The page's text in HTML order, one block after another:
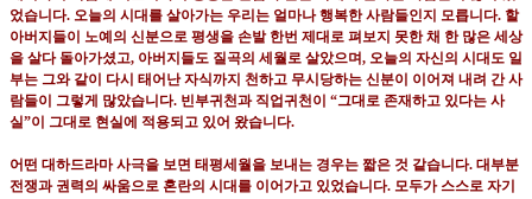
었습니다. 오늘의 시대를 살아가는 우리는 얼마나 행복한 사람들인지 모릅니다. 할
아버지들이 노예의 신분으로 평생을 손발 한번 제대로 펴보지 못한 채 한 많은 세상
을 살다 돌아가셨고, 아버지들도 질곡의 세월로 살았으며, 오늘의 자신의 시대도 일
부는 그와 같이 다시 태어난 자식까지 천하고 무시당하는 신분이 이어져 내려 간 사
람들이 그렇게 많았습니다. 빈부귀천과 직업귀천이 “그대로 존재하고 있다는 사
실”이 그대로 현실에 적용되고 있어 왔습니다.
어떤 대하드라마 사극을 보면 태평세월을 보내는 경우는 짧은 것 같습니다. 대부분
전쟁과 권력의 싸움으로 혼란의 시대를 이어가고 있었습니다. 모두가 스스로 자기